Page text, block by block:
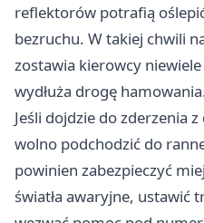
reflektorów potrafią
bezruchu. W takiej chwili
zostawia kierowcy
wydłuża drogę
Jeśli dojdzie do zderzenia
wolno podchodzić do
powinien zabezpieczyć
światła awaryjne, ustawić